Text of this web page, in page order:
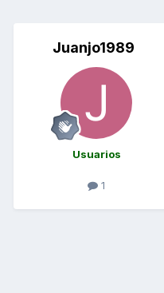
Juanjo1989
Usuarios
1